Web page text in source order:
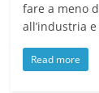
fare a meno
all’industria
Read more